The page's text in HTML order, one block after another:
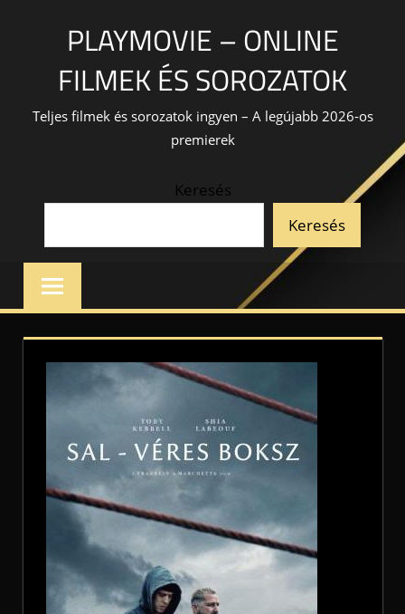
PLAYMOVIE – ONLINE
FILMEK ÉS SOROZATOK
Teljes filmek és sorozatok ingyen – A legújabb 2026-os
premierek
Keresés
Keresés